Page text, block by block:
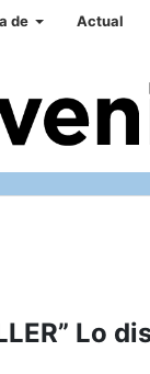
de Actual
Lo